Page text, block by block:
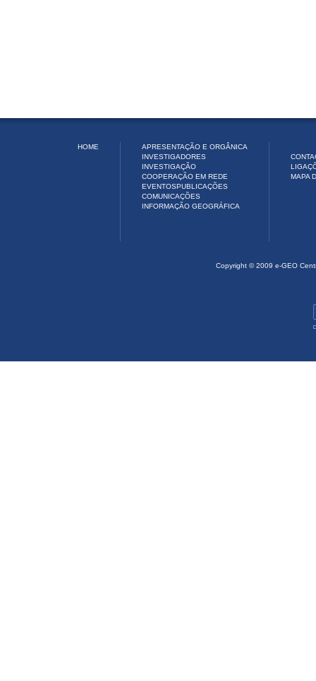
HOME
APRESENTAÇÃO E ORGÂNICA
INVESTIGADORES
INVESTIGAÇÃO
COOPERAÇÃO EM REDE
EVENTOSPUBLICAÇÕES
COMUNICAÇÕES
INFORMAÇÃO GEOGRÁFICA
MAPA
Copyright © 2009 e-GEO